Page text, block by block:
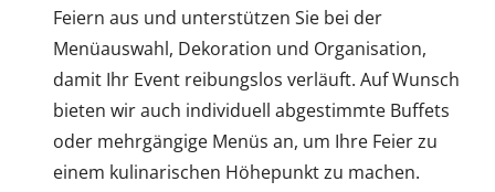
Feiern aus und unterstützen Sie bei der
Menüauswahl, Dekoration und Organisation,
damit Ihr Event reibungslos verläuft. Auf Wunsch
bieten wir auch individuell abgestimmte Buffets
oder mehrgängige Menüs an, um Ihre Feier zu
einem kulinarischen Höhepunkt zu machen.